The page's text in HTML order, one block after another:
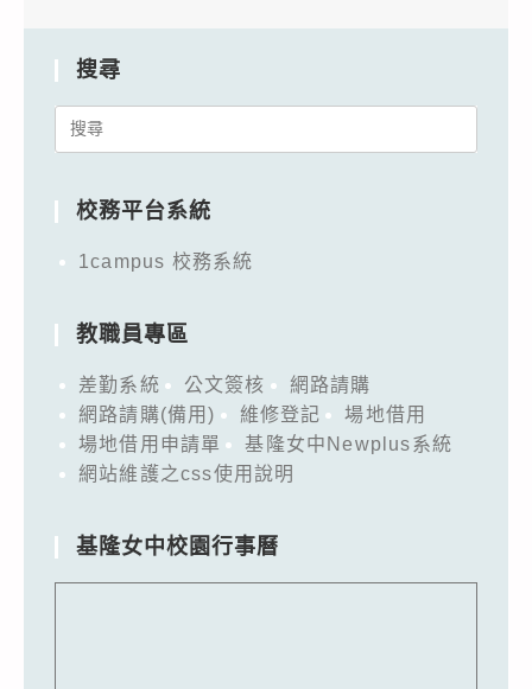
搜尋
Search
校務平台系統
1campus 校務系統
教職員專區
差勤系統 公文簽核
網路請購
網路請購(備用)
維修登記
場地借用
場地借用申請單
基隆女中Newplus系統
網站維護之css使用說明
基隆女中校園行事曆